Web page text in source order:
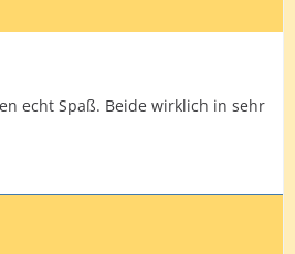
echt Spaß. Beide wirklich in sehr